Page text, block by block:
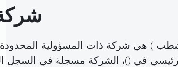
) هي شركة ذات المسؤولية
في ()، الشركة مسجلة في السجل